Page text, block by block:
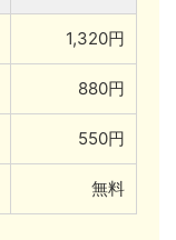
1,320円
880円
550円
無料